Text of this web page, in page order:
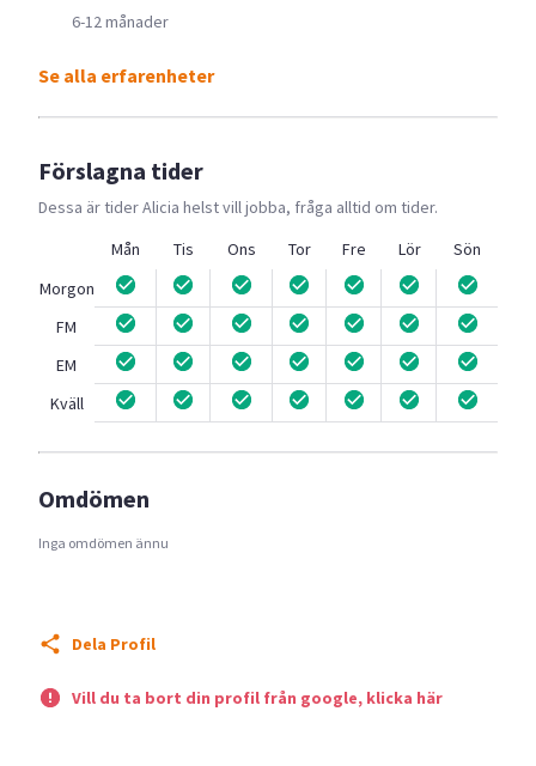
6-12 månader
Se alla erfarenheter
Förslagna tider
Dessa är tiderAlicia helst vill jobba, fråga alltid om tider.
Mån
Tis Ons Tor Fre Lör
Sön
Morgon
FM
EM
Kväll
Omdömen
Inga omdömen ännu
Dela Profil
Vill du ta bort din profil från google, klicka här